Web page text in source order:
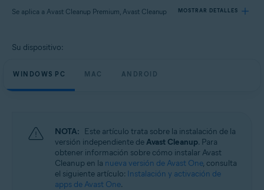
Se aplica a Avast Cleanup Premium, Avast Cleanup MOSTRAR DETALLES
Avast Cleanup Premium
Su dispositivo:
WINDOWS PC MAC ANDROID
NOTA: Este artículo trata sobre la instalación de la
versión independiente deAvast Cleanup. Para
obtener información sobre cómo instalar Avast
Cleanup en la nueva versión de Avast One, consulta
el siguiente artículo: Instalación y activación de
apps de Avast One.